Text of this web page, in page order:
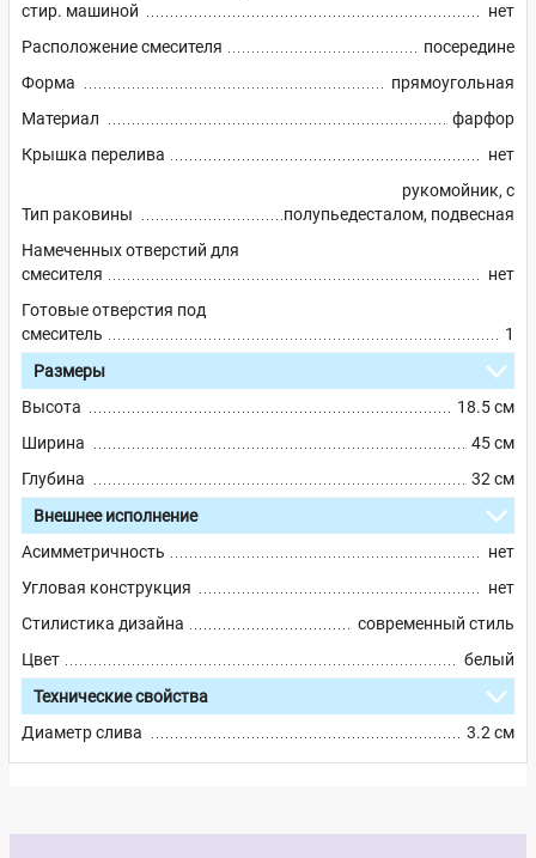
стир. машиной
нет
Расположение смесителя
посередине
Форма
прямоугольная
Материал
фарфор
Крышка перелива
нет
Тип раковины
рукомойник, с
полупьедесталом, подвесная
Намеченных отверстий для
смесителя
нет
Готовые отверстия под
смеситель
1
Размеры
Высота
18.5 см
Ширина
45 см
Глубина
32 см
Внешнее исполнение
Асимметричность
нет
Угловая конструкция
нет
Стилистика дизайна
современный стиль
Цвет
белый
Технические свойства
Диаметр слива
3.2 см